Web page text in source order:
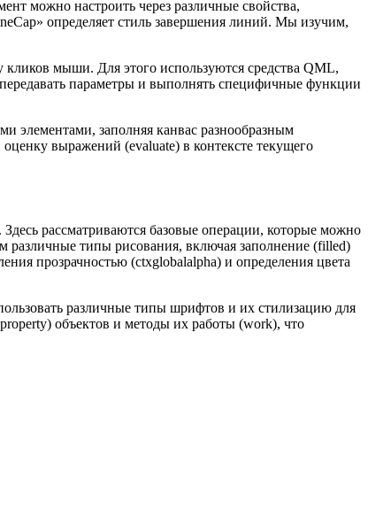
можно настроить через различные свойства,
определяет стиль завершения линий. Мы изучим,
мыши. Для этого используются средства QML,
параметры и выполнять специфичные функции
элементами, заполняя канвас разнообразным
выражений (evaluate) в контексте текущего
рассматриваются базовые операции, которые можно
различные типы рисования, включая заполнение (filled)
прозрачностью (ctxglobalalpha) и определения цвета
различные типы шрифтов и их стилизацию для
объектов и методы их работы (work), что